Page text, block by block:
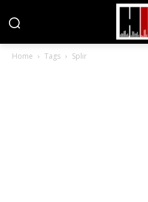
Home Tags Splir